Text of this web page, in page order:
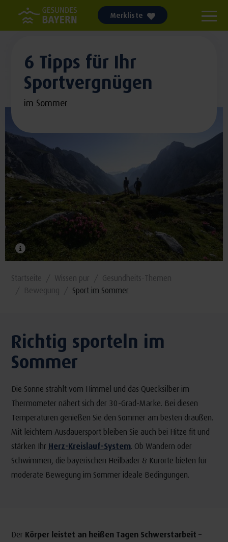
Merkliste
6 Tipps für Ihr
Sportvergnügen
im Sommer
Startseite Wissen pur
Gesundheits-Themen
Bewegung
Sport im Sommer
Richtig sporteln im
Sommer
Die Sonne strahlt vom Himmel und das Quecksilber im
Thermometer nähert sich der 30-Grad-Marke. Bei diesen
Temperaturen genießen Sie den Sommer am besten draußen.
Mit leichtem Ausdauersport bleiben Sie auch bei Hitze fit und
stärken Ihr Herz-Kreislauf-System. Ob Wandern oder
Schwimmen, die bayerischen Heilbäder & Kurorte bieten für
moderate Bewegung im Sommer ideale Bedingungen.
Der Körper leistet an heißen Tagen Schwerstarbeit –